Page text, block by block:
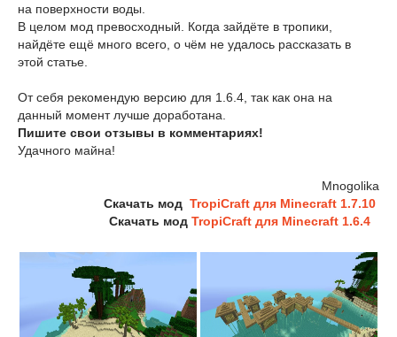
на поверхности воды.
В целом мод превосходный. Когда зайдёте в тропики,
найдёте ещё много всего, о чём не удалось рассказать в
этой статье.
От себя рекомендую версию для 1.6.4, так как она на
данный момент лучше доработана.
Пишите свои отзывы в комментариях!
Удачного майна!
Mnogolika
Скачать мод TropiCraft для Minecraft 1.7.10
Скачать мод TropiCraft для Minecraft 1.6.4